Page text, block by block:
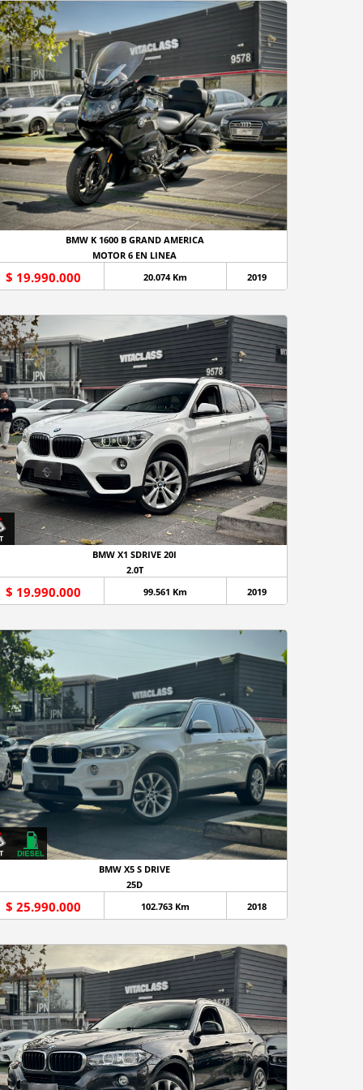
BMW K 1600 B GRAND AMERICA
MOTOR 6 EN LINEA
$ 19.990.000 20.074 Km 2019
BMW X1 SDRIVE 20I
2.0T
$ 19.990.000 99.561 Km 2019
BMW X5 S DRIVE
25D
$ 25.990.000 102.763 Km 2018